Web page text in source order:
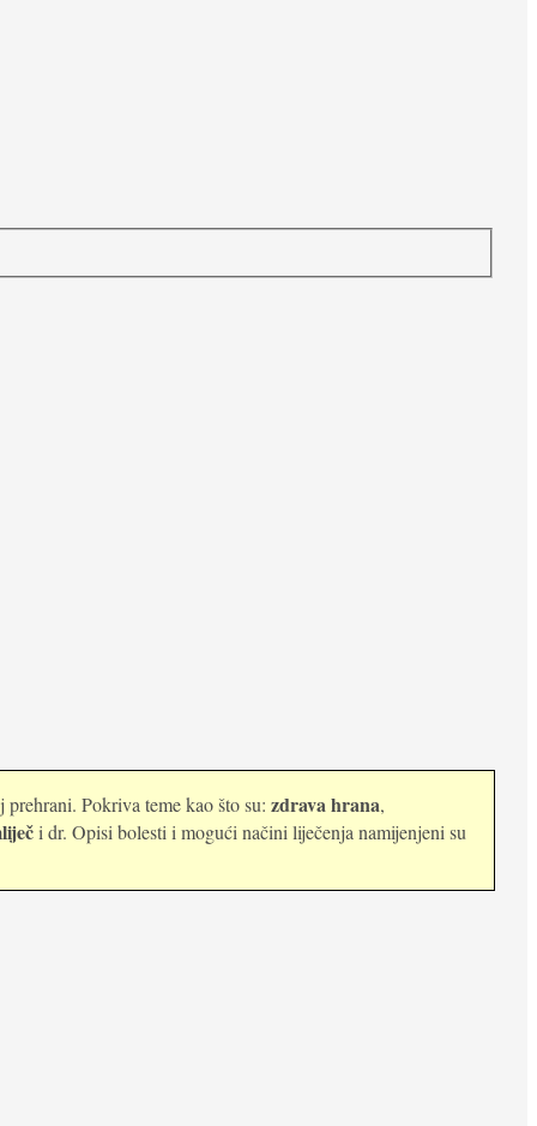
Pokriva teme kao što su: zdrava hrana,
i dr. Opisi bolesti i mogući načini liječenja namijenjeni su